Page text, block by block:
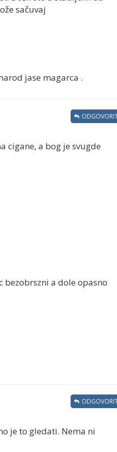
sačuvaj
jase magarca .
cigane, a bog je svugde
a dole opasno
je to gledati. Nema ni